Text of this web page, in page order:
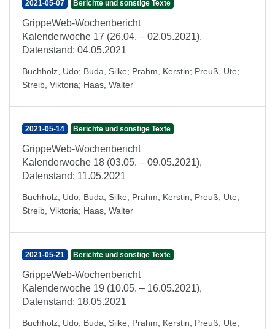
2021-05-07 Berichte und sonstige Texte
GrippeWeb-Wochenbericht
Kalenderwoche 17 (26.04. – 02.05.2021),
Datenstand: 04.05.2021
Buchholz, Udo; Buda, Silke; Prahm, Kerstin; Preuß, Ute;
Streib, Viktoria; Haas, Walter
2021-05-14 Berichte und sonstige Texte
GrippeWeb-Wochenbericht
Kalenderwoche 18 (03.05. – 09.05.2021),
Datenstand: 11.05.2021
Buchholz, Udo; Buda, Silke; Prahm, Kerstin; Preuß, Ute;
Streib, Viktoria; Haas, Walter
2021-05-21 Berichte und sonstige Texte
GrippeWeb-Wochenbericht
Kalenderwoche 19 (10.05. – 16.05.2021),
Datenstand: 18.05.2021
Buchholz, Udo; Buda, Silke; Prahm, Kerstin; Preuß, Ute;